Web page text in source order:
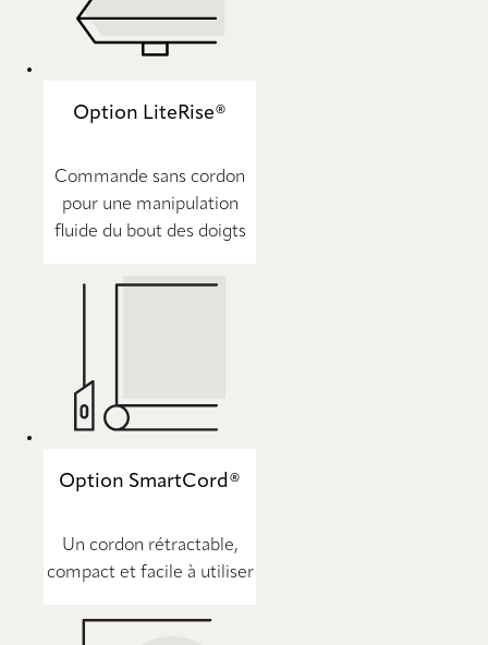
Option LiteRise®
Commande sans cordon
pour une manipulation
fluide du bout des doigts
Option SmartCord®
Un cordon rétractable,
compact et facile à utiliser